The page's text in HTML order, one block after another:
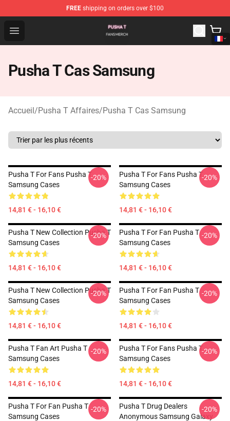
FREE shipping on orders over $100
Open menu
Pusha T Shop - Official Pusha T Merchandise Store
Pusha T Cas Samsung
Accueil/Pusha T Affaires/Pusha T Cas Samsung
Pusha T For Fans Pusha T
Samsung Cases
14,81 € - 16,10 €
-20%
Pusha T For Fans Pusha T
Samsung Cases
14,81 € - 16,10 €
-20%
Pusha T New Collection Pusha T
Samsung Cases
14,81 € - 16,10 €
-20%
Pusha T For Fan Pusha T
Samsung Cases
14,81 € - 16,10 €
-20%
Pusha T New Collection Pusha T
Samsung Cases
14,81 € - 16,10 €
-20%
Pusha T For Fan Pusha T
Samsung Cases
14,81 € - 16,10 €
-20%
Pusha T Fan Art Pusha T
Samsung Cases
14,81 € - 16,10 €
-20%
Pusha T For Fans Pusha T
Samsung Cases
14,81 € - 16,10 €
-20%
Pusha T For Fan Pusha T
Samsung Cases
-20%
Pusha T Drug Dealers
Anonymous Samsung Galaxy
-20%